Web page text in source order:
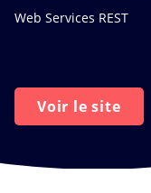
Web Services REST
Voir le site